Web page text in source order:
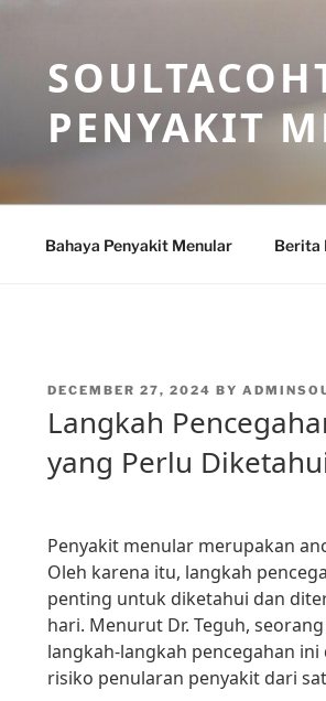
PENYAKIT
Bahaya Penyakit Menular Berita
POSTED
DECEMBER 27, 2024 BY
Langkah
yang Perlu
Penyakit menular merupakan
Oleh karena itu, langkah
penting untuk diketahui dan
hari. Menurut Dr. Teguh,
langkah-langkah pencegahan
risiko penularan penyakit dari